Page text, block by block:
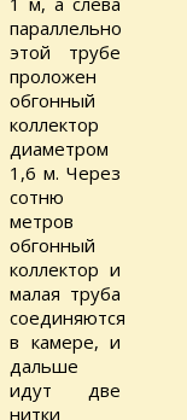
параллельно
этой трубе
проложен
обгонный
коллектор
диаметром
1,6 м. Через
сотню
метров
обгонный
коллектор и
малая труба
соединяются
в камере, и
дальше
идут две
нитки